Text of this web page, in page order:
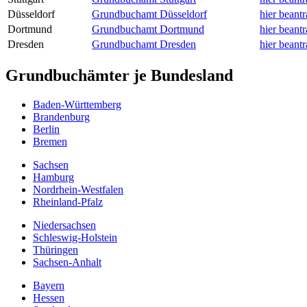
Düsseldorf
Grundbuchamt Düsseldorf
hier
Dortmund
Grundbuchamt Dortmund
hier
Dresden
Grundbuchamt Dresden hier
Grundbuchämter je Bundesland
Baden-Württemberg
Brandenburg
Berlin
Bremen
Sachsen
Hamburg
Nordrhein-Westfalen
Rheinland-Pfalz
Niedersachsen
Schleswig-Holstein
Thüringen
Sachsen-Anhalt
Bayern
Hessen